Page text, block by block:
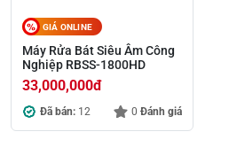
GIÁ ONLINE
Máy Rửa Bát Siêu Âm Công
Nghiệp RBSS-1800HD
33,000,000đ
Đã bán: 12 0 Đánh giá